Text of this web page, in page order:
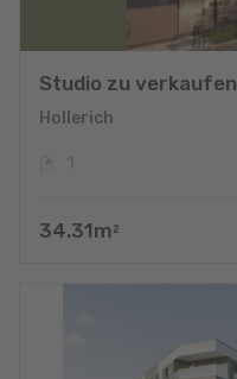
Studio zu verkaufen
Hollerich
34.31m 2